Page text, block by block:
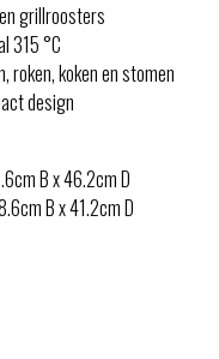
grillroosters
315 °C
roken, koken en stomen
design
B x 46.2cm D
B x 41.2cm D